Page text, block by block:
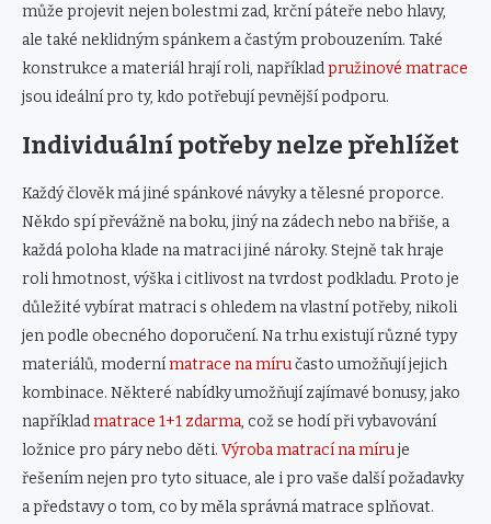
může projevit nejen bolestmi zad, krční páteře nebo hlavy,
ale také neklidným spánkem a častým probouzením. Také
konstrukce a materiál hrají roli, napříkladpružinové matrace
jsou ideální pro ty, kdo potřebují pevnější podporu.
Individuální potřeby nelze přehlížet
Každý člověk má jiné spánkové návyky a tělesné proporce.
Někdo spí převážně na boku, jiný na zádech nebo na břiše, a
každá poloha klade na matraci jiné nároky. Stejně tak hraje
roli hmotnost, výška i citlivost na tvrdost podkladu. Proto je
důležité vybírat matraci s ohledem na vlastní potřeby, nikoli
jen podle obecného doporučení. Na trhu existují různé typy
materiálů, modernímatrace na míručasto umožňují jejich
kombinace. Některé nabídky umožňují zajímavé bonusy, jako
napříkladmatrace 1+1 zdarma, což se hodí při vybavování
ložnice pro páry nebo děti. Výroba matrací na míruje
řešením nejen pro tyto situace, ale i pro vaše další požadavky
a představy o tom, co by měla správná matrace splňovat.